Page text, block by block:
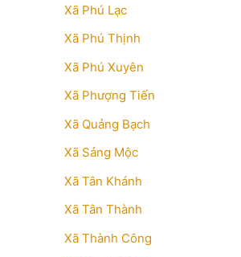
Xã Phú Lạc
Xã Phú Thịnh
Xã Phú Xuyên
Xã Phượng Tiến
Xã Quảng Bạch
Xã Sảng Mộc
Xã Tân Khánh
Xã Tân Thành
Xã Thành Công